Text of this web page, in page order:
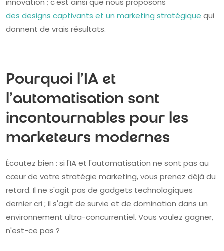
des designs captivants et un marketing stratégique qui
donnent de vrais résultats.
Pourquoi l'IA et
l'automatisation sont
incontournables pour les
marketeurs modernes
Écoutez bien : si l'IA et l'automatisation ne sont pas au
cœur de votre stratégie marketing, vous prenez déjà du
retard. Il ne s'agit pas de gadgets technologiques
dernier cri ; il s'agit de survie et de domination dans un
environnement ultra-concurrentiel. Vous voulez gagner,
n'est-ce pas ?